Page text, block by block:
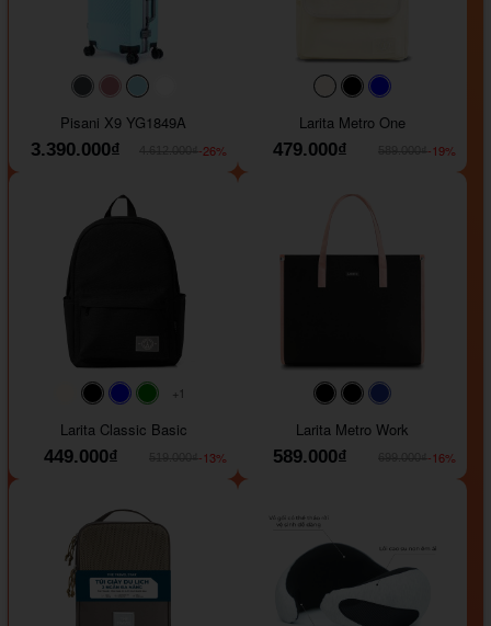
#40454a#b76e79
#9ad8e7
Pisani X9 YG1849A
3.390.000₫
-26%
#faf0e6#000000
Larita Metro One
479.000₫
-19%
#faf0e6
#000000#0000FF#008000
+1
Larita Classic Basic
449.000₫
-13%
#000000#000000
Larita Metro Work
589.000₫
-16%